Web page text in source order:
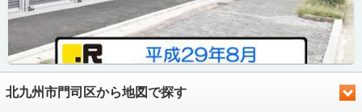
北九州市門司区から地図で探す